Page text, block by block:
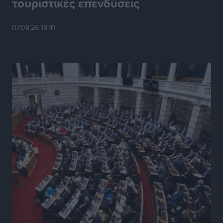
Κυριάκος Μητσοτάκης: Ανάσα στα Χανιά, αλλά με το
Γ. Χατζημάρκος από το Μέγαρο Μαξίμου: “Ο
τουρισμός μπορεί να γίνει ο μεγαλύτερος πελάτης της
ελληνικής βιομηχανίας”
Τοπικές Ειδήσεις• πριν 20 ώρες
Έρευνα ΕΟΤ: Οι Ευρωπαίοι ταξιδιώτες «ψηφίζουν»
Ελλάδα
Ειδήσεις πριν 20 ώρες
Άκυρες οι εγκύκλιοι που δεν αναρτώνται,
υποχρεωτική η δημοσίευσή τους από την 1η
Οκτωβρίου
07.08.26 18:41